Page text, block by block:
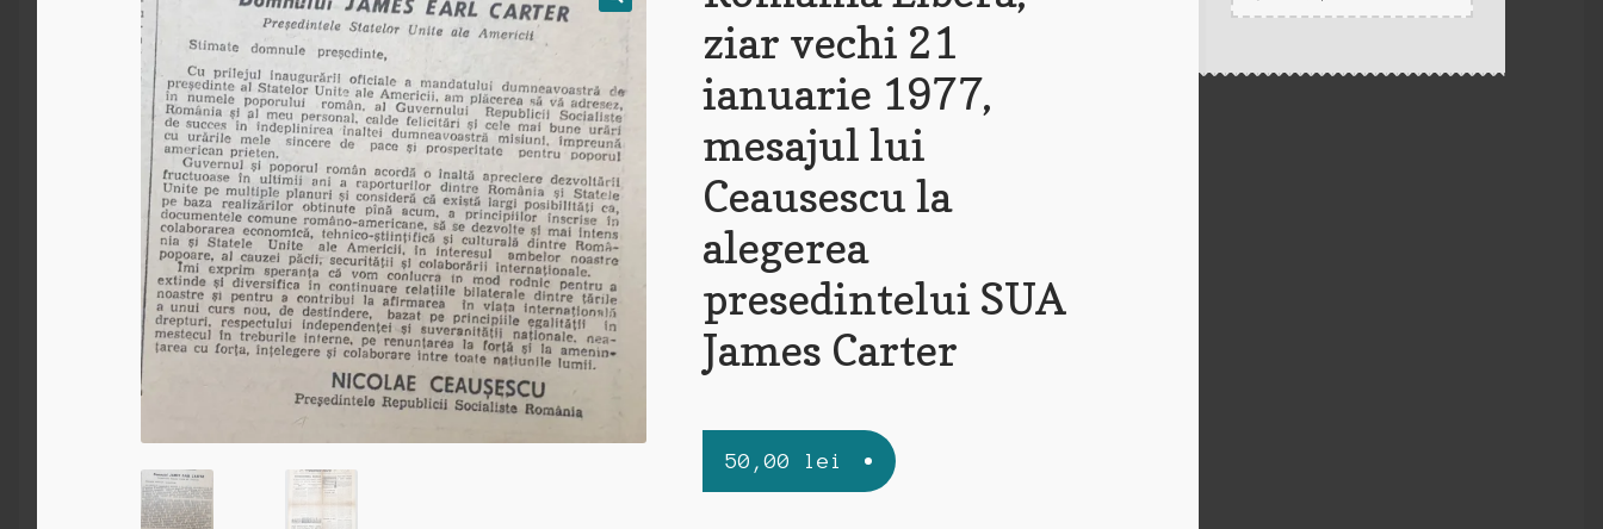
ziar vechi 21
ianuarie 1977,
mesajul lui
Ceausescu la
alegerea
presedintelui SUA
James Carter
50,00 lei
după: